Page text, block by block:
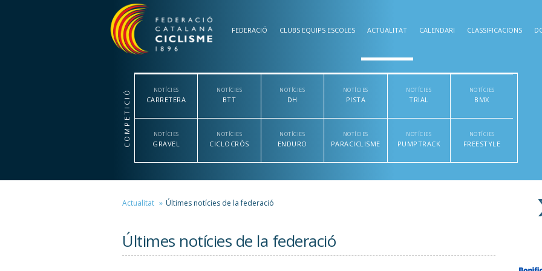
FEDERACIÓ CLUBS EQUIPS ESCOLES ACTUALITAT CALENDARI CLASSIFICACIONS
COMPETICIÓ NOTÍCIES
CARRETERA
NOTÍCIES
BTT
NOTÍCIES
DH
NOTÍCIES
PISTA
NOTÍCIES
TRIAL
NOTÍCIES
BMX
NOTÍCIES
GRAVEL
NOTÍCIES
CICLOCRÒS
NOTÍCIES
ENDURO
NOTÍCIES
PARACICLISME
NOTÍCIES
PUMPTRACK
NOTÍCIES
FREESTYLE
Actualitat Últimes notícies de la federació
Últimes notícies de la federació